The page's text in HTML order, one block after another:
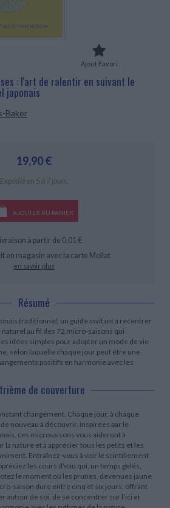
Littérature ancienne et médiévale
Audio - Livres lus
Humour
Histoire des pays
Ajout Favori
: l'art de ralentir en suivant le
japonais
Baker
19,90 €
Expédié en 5 à 7 jours.
AJOUTER AU PANIER
à partir de 0,01 €
en magasin avec la carte Mollat
en savoir plus
Résumé
traditionnel, un guide invitant à recentrer
au fil des 72 micro-saisons qui
idées simples pour adopter un mode de vie
selon laquelle chaque jour peut être une
positifs en harmonie avec les
de couverture
changement. Chaque jour, à chaque
nouveau à découvrir. Inspirées par le
ces microsaisons vous aideront à
nature et à apprécier tous les petits et les
Entraînez-vous à voir le scintillement
les cours d'eau qui, un temps gelés,
le moment où les prunes, devenues jaune
saison dure entre cinq et six jours, offrant
autour de soi, de se concentrer sur l'ici et